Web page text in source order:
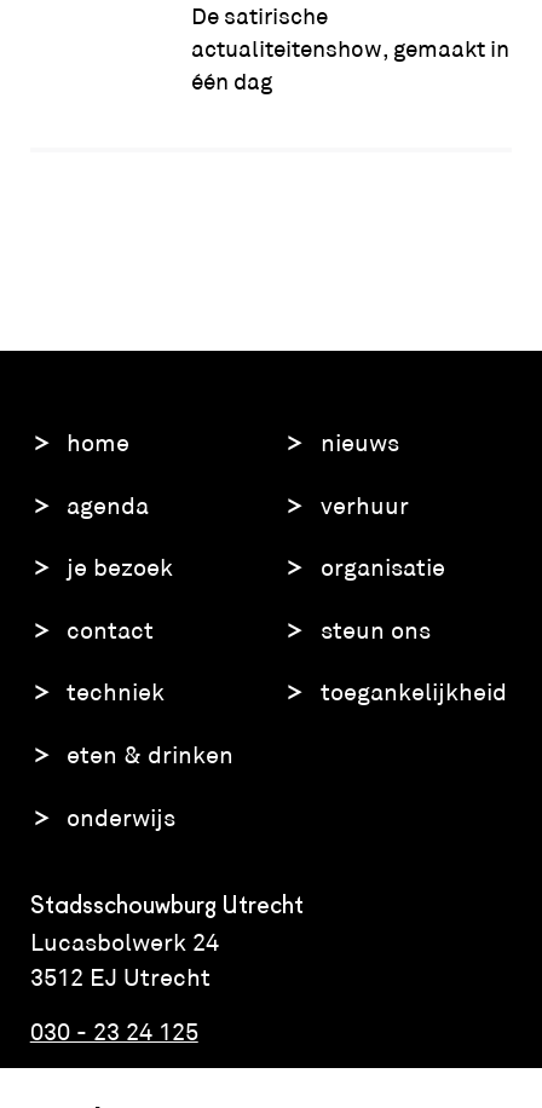
De satirische
actualiteitenshow, gemaakt in
één dag
home
agenda
je bezoek
contact
techniek
eten & drinken
onderwijs
nieuws
verhuur
organisatie
steun ons
toegankelijkheid
Stadsschouwburg Utrecht
Lucasbolwerk 24
3512 EJ Utrecht
030 - 23 24 125